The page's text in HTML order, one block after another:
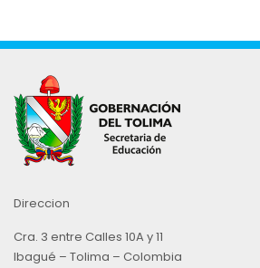
Direccion
Cra. 3 entre Calles 10A y 11
Ibagué – Tolima – Colombia